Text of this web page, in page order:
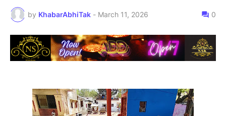
by KhabarAbhiTak - March 11, 2026 0